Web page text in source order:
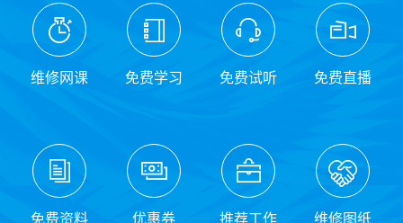
维修网课 免费学习 免费试听 免费直播
免费资料 优惠券 推荐工作 维修图纸